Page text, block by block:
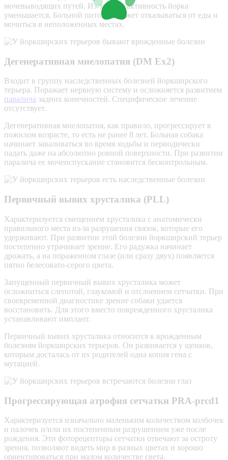
мочевыводящих путей. Из-за боли активность йорка
уменьшается. Больной питомец может отказываться от еды и
мочиться в неположенных местах.
Дегенеративная миелопатия (DM Ex2)
Входит в группу наследственных болезней йоркширского
терьера. Поражает нервную систему и осложняется развитием
паралича задних конечностей. Специфическое лечение
отсутствует.
Дегенеративная миелопатия, как правило, прогрессирует в
пожилом возрасте, то есть не ранее 8 лет. Больная собака
начинает заваливаться во время ходьбы и периодически
падать даже на абсолютно ровной поверхности. При развитии
паралича ее мочеиспускание становится бесконтрольным.
Первичный вывих хрусталика (PLL)
Характеризуется смещением хрусталика с анатомически
правильного места из-за разрушения связок, которые его
удерживают. При развитии этой болезни йоркширский терьер
постепенно утрачивает зрение. Его радужка начинает
дрожать, а на пораженном глазе (или сразу двух) появляется
пятно белесовато-серого цвета.
Запущенный первичный вывих хрусталика может
осложниться слепотой, глаукомой и отслоением сетчатки. При
своевременной диагностике зрение собаки удается
восстановить. Для этого вместо поврежденного хрусталика
устанавливают имплант.
Первичный вывих хрусталика относится к врожденным
болезням йоркширских терьеров. Он развивается у щенков,
которым досталась от их родителей одна копия гена с
мутацией.
Прогрессирующая атрофия сетчатки PRA-prcd1
Характеризуется изначально маленьким количеством колбочек
и палочек и/или их постепенным разрушением уже после
рождения. Эти фоторецепторы сетчатки отвечают за остроту
зрения, позволяют видеть мир в разных цветах и хорошо
ориентироваться при малом количестве света.